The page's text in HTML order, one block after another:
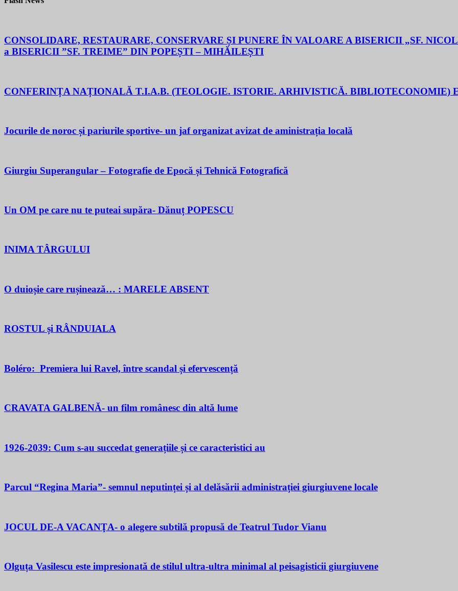
CONSOLIDARE, RESTAURARE, CONSERVARE ȘI PUNERE ÎN VALOARE A BISERICII „SF.
a BISERICII ”SF. TREIME” DIN POPEȘTI – MIHĂILEȘTI
CONFERINȚA NAȚIONALĂ T.I.A.B. (TEOLOGIE. ISTORIE. ARHIVISTICĂ. BIBLIOTECONOMIE)
Jocurile de noroc și pariurile sportive- un jaf organizat avizat de aministrația locală
Giurgiu Superangular – Fotografie de Epocă și Tehnică Fotografică
Un OM pe care nu te puteai supăra- Dănuț POPESCU
INIMA TÂRGULUI
O duioșie care rușinează… : MARELE ABSENT
ROSTUL și RÂNDUIALA
Boléro: Premiera lui Ravel, între scandal și efervescență
CRAVATA GALBENĂ- un film românesc din altă lume
1926-2039: Cum s-au succedat generațiile și ce caracteristici au
Parcul “Regina Maria”- semnul neputinței și al delăsării administrației giurgiuvene locale
JOCUL DE-A VACANŢA- o alegere subtilă propusă de Teatrul Tudor Vianu
Olguța Vasilescu este impresionată de stilul ultra-ultra minimal al peisagisticii giurgiuvene